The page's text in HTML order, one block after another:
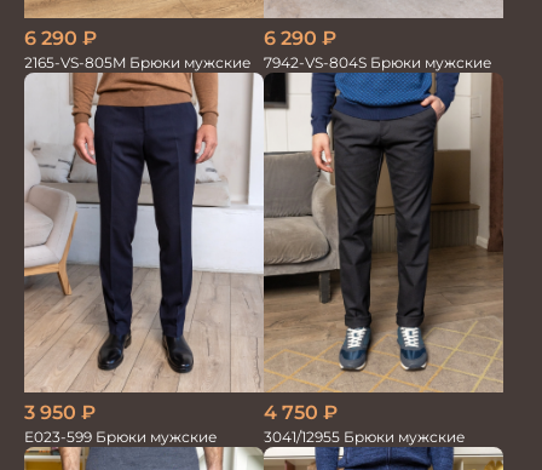
6 290 ₽
2165-VS-805M Брюки мужские
6 290 ₽
7942-VS-804S Брюки мужские
3 950 ₽
Е023-599 Брюки мужские
4 750 ₽
3041/12955 Брюки мужские